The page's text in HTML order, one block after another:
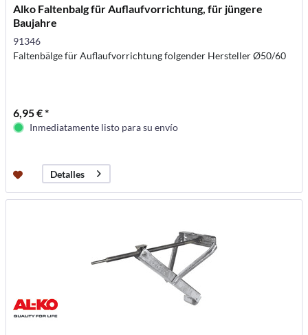
Alko Faltenbalg für Auflaufvorrichtung, für jüngere
Baujahre
91346
Faltenbälge für Auflaufvorrichtung folgender Hersteller Ø50/60
6,95 € *
Inmediatamente listo para su envío
Detalles